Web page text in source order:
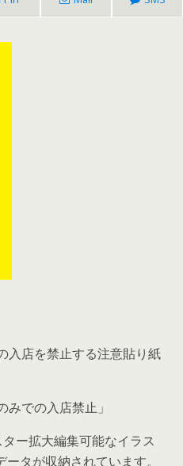
入店を禁止する注意貼り紙
での入店禁止」
ー拡大編集可能なイラス
タが収納されています。